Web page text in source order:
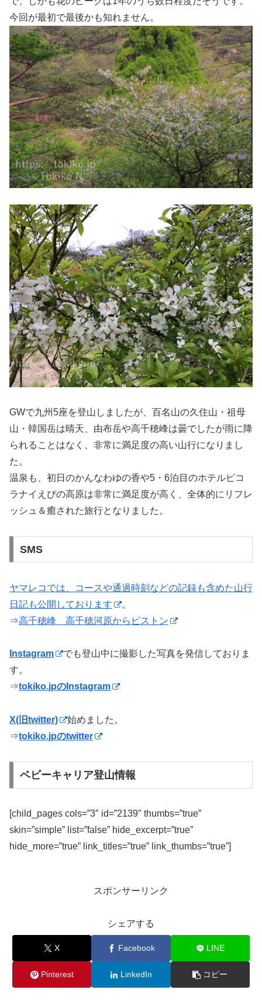
今回が最初で最後かも知れません。
GWで九州5座を登山しましたが、百名山の久住山・祖母
山・韓国岳は晴天、由布岳や高千穂峰は曇でしたが雨に降
られることはなく、非常に満足度の高い山行になりまし
た。
温泉も、初日のかんなわゆの香や5・6泊目のホテルピコ
ラナイえびの高原は非常に満足度が高く、全体的にリフレ
ッシュ＆癒された旅行となりました。
SMS
ヤマレコでは、コースや通過時刻などの記録も含めた山行
日記も公開しております
。
⇒高千穂峰 高千穂河原からピストン
Instagram
でも登山中に撮影した写真を発信しておりま
す。
⇒tokiko.jpのInstagram
X(旧twitter)
始めました。
⇒tokiko.jpのtwitter
ベビーキャリア登山情報
[child_pages cols=”3″ id=”2139″ thumbs=”true”
skin=”simple” list=”false” hide_excerpt=”true”
hide_more=”true” link_titles=”true” link_thumbs=”true”]
スポンサーリンク
シェアする
X Facebook LINE
Pinterest LinkedIn コピー